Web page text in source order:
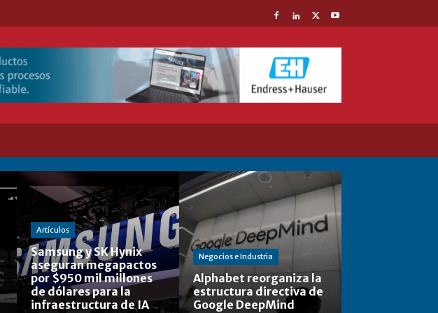
Artículos
Samsung y SK Hynix
aseguran megapactos
por $950 mil millones
de dólares para la
infraestructura de IA
Negocios e Industria
Alphabet reorganiza la
estructura directiva de
Google DeepMind